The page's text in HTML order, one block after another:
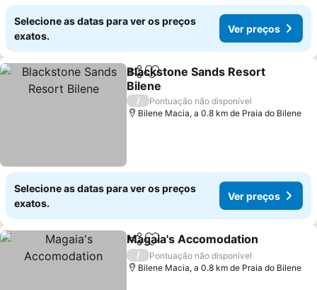
Selecione as datas para ver os preços
exatos.
Ver preços
PartilharAdicionar aos favoritos
Blackstone Sands Resort
Bilene
Ver preços
/
Pontuação não disponível
Bilene Macia, a 0.8 km de Praia do Bilene
Selecione as datas para ver os preços
exatos.
Ver preços
PartilharAdicionar aos favoritos
Magaia's Accomodation
/
Pontuação não disponível
Bilene Macia, a 0.8 km de Praia do Bilene